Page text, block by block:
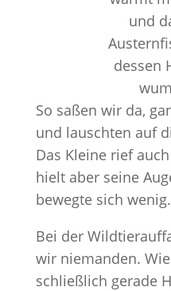
und
dessen
So saßen wir da,
und lauschten auf
Das Kleine rief
hielt aber seine
bewegte sich wenig.
Bei der
wir niemanden.
schließlich gerade